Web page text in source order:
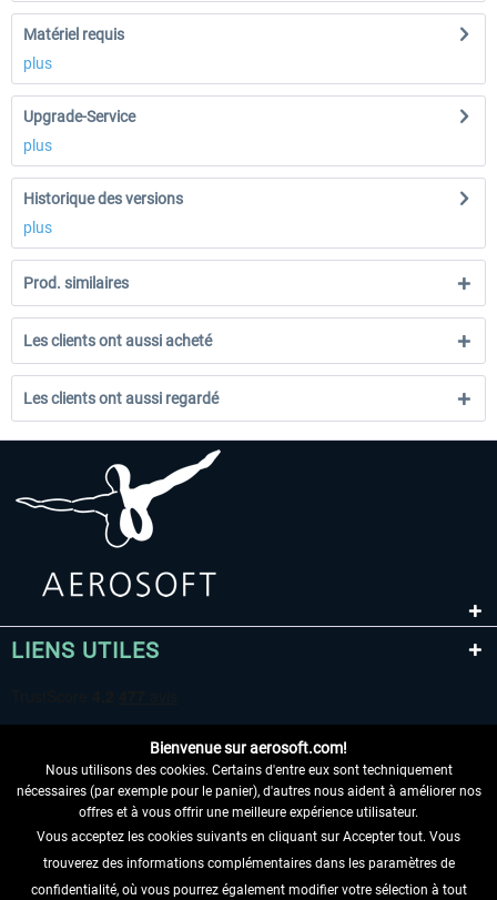
Matériel requis
plus
Upgrade-Service
plus
Historique des versions
plus
Prod. similaires
Les clients ont aussi acheté
Les clients ont aussi regardé
LIENS UTILES
RENONCER AU CONTRAT ICI
Bienvenue sur aerosoft.com!
Nous utilisons des cookies. Certains d'entre eux sont techniquement
nécessaires (par exemple pour le panier), d'autres nous aident à améliorer nos
offres et à vous offrir une meilleure expérience utilisateur.
Vous acceptez les cookies suivants en cliquant sur Accepter tout. Vous
trouverez des informations complémentaires dans les paramètres de
confidentialité, où vous pourrez également modifier votre sélection à tout